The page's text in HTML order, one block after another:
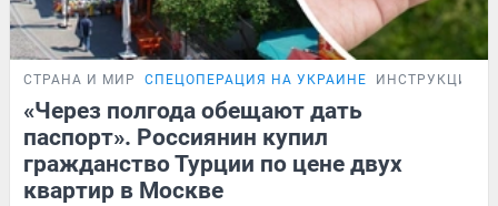
СТРАНА И МИР СПЕЦОПЕРАЦИЯ НА УКРАИНЕ ИНСТРУКЦИЯ
«Через полгода обещают дать
паспорт». Россиянин купил
гражданство Турции по цене двух
квартир в Москве